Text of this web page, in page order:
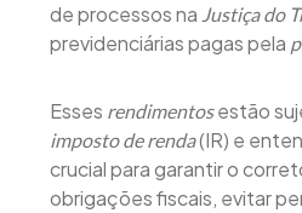
de processos na Justiça do
previdenciárias pagas pela
Esses rendimentosestão
imposto de renda(IR) e
crucial para garantir o
obrigações fiscais, evitar